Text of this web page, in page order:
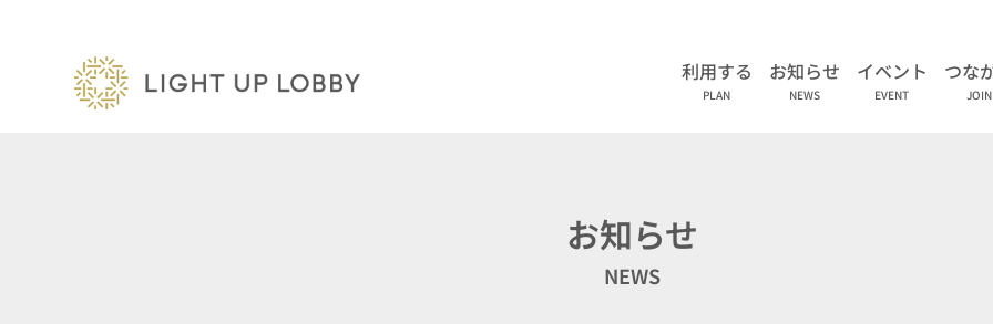
利用する
PLAN
お知らせ
NEWS
イベント
EVENT
つな
JOIN
お知らせ
NEWS